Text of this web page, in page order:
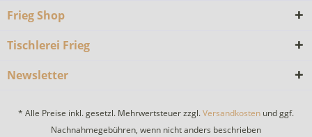
Frieg Shop
Tischlerei Frieg
Newsletter
* Alle Preise inkl. gesetzl. Mehrwertsteuer zzgl.Versandkosten und ggf.
Nachnahmegebühren, wenn nicht anders beschrieben